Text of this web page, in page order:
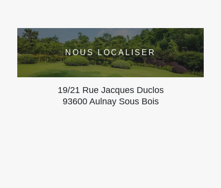
NOUS LOCALISER
19/21 Rue Jacques Duclos
93600 Aulnay Sous Bois